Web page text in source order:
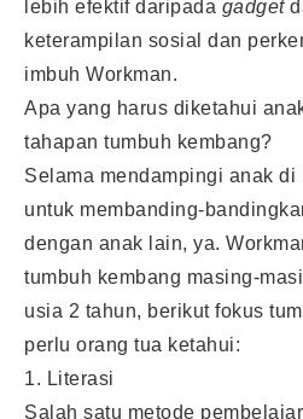
lebih efektif daripada gadget
keterampilan sosial dan
imbuh Workman.
Apa yang harus diketahui
tahapan tumbuh kembang?
Selama mendampingi anak
untuk membanding-
dengan anak lain, ya.
tumbuh kembang masing-
usia 2 tahun, berikut fokus
perlu orang tua ketahui:
1. Literasi
Salah satu metode